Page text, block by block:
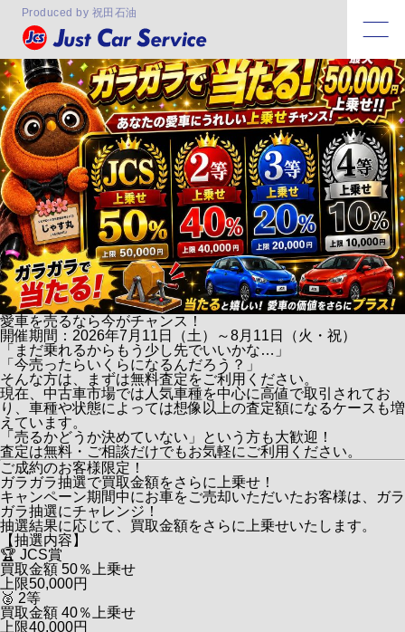
Produced by 祝田石油
タグ:無料査定
2026.07.11
夏の買取強化キャンペーン開催！
愛車を売るなら今がチャンス！
開催期間：2026年7月11日（土）～8月11日（火・祝）
「まだ乗れるからもう少し先でいいかな…」
「今売ったらいくらになるんだろう？」
そんな方は、まずは無料査定をご利用ください。
現在、中古車市場では人気車種を中心に高値で取引されてお
り、車種や状態によっては想像以上の査定額になるケースも増
えています。
「売るかどうか決めていない」という方も大歓迎！
査定は無料・ご相談だけでもお気軽にご利用ください。
ご成約のお客様限定！
ガラガラ抽選で買取金額をさらに上乗せ！
キャンペーン期間中にお車をご売却いただいたお客様は、
ガラ
ガラ抽選にチャレンジ！
抽選結果に応じて、 買取金額をさらに上乗せいたします。
【抽選内容】
🏆 JCS賞
買取金額 50％上乗せ
上限50,000円
🥈 2等
買取金額 40％上乗せ
上限40,000円